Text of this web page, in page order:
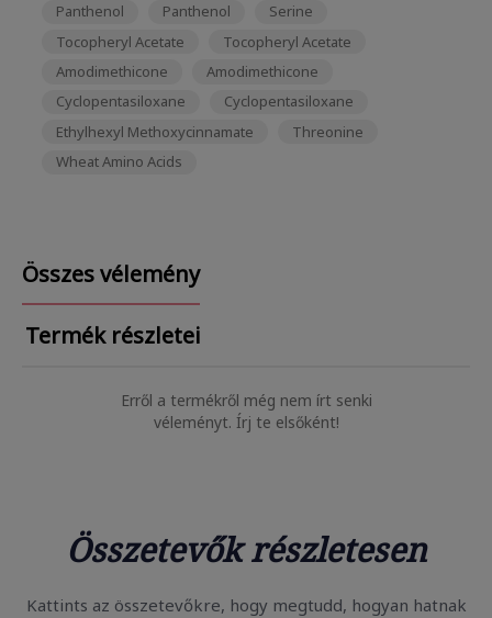
Panthenol
Panthenol
Serine
Tocopheryl Acetate
Tocopheryl Acetate
Amodimethicone
Amodimethicone
Cyclopentasiloxane
Cyclopentasiloxane
Ethylhexyl Methoxycinnamate
Threonine
Wheat Amino Acids
Összes vélemény
Termék részletei
Erről a termékről még nem írt senki
véleményt. Írj te elsőként!
Összetevők részletesen
Kattints az összetevőkre, hogy megtudd, hogyan hatnak